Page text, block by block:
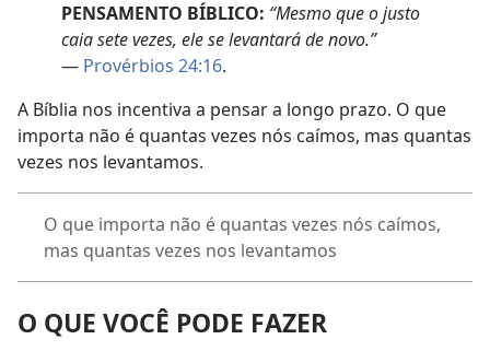
PENSAMENTO BÍBLICO: “Mesmo que o justo
caia sete vezes, ele se levantará de novo.”
— Provérbios 24:16.
A Bíblia nos incentiva a pensar a longo prazo. O que
importa não é quantas vezes nós caímos, mas quantas
vezes nos levantamos.
O que importa não é quantas vezes nós caímos,
mas quantas vezes nos levantamos
O QUE VOCÊ PODE FAZER